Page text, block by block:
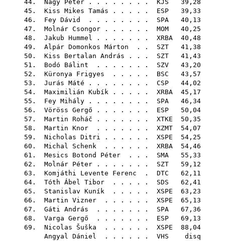
44. Nagy Péter . . . . . . . . KJS 39,28
45. Kiss Mikes Tamás . . . . . ESP 39,33
46. Fey Dávid . . . . . . . . SPA 40,13
47. Molnár Csongor . . . . . . MOM 40,25
48. Jakub Hummel . . . . . . . XRBA 40,48
49. Alpár Domonkos Márton . . SZT 41,38
50. Kiss Bertalan András . . . SZT 41,43
51. Bodó Bálint . . . . . . . SZV 43,20
52. Küronya Frigyes . . . . . BSC 43,57
53. Jurás Máté . . . . . . . . CSP 44,02
54. Maximilián Kubík . . . . . XRBA 45,17
55. Fey Mihály . . . . . . . . SPA 46,34
56. Vöröss Gergő . . . . . . . ESP 50,04
57. Martin Roháč . . . . . . . XTKE 50,35
58. Martin Knor . . . . . . . XZMT 54,07
59. Nicholas Ditri . . . . . . XSPE 54,25
60. Michal Schenk . . . . . . XRBA 54,46
61. Mesics Botond Péter . . . SMA 55,33
62. Molnár Péter . . . . . . . SZT 59,12
63. Komjáthi Levente Ferenc . DTC 62,11
64. Tóth Ábel Tibor . . . . . SDS 62,41
65. Stanislav Kuník . . . . . XSPE 63,23
66. Martin Vizner . . . . . . XSPE 65,13
67. Gáti András . . . . . . . SPA 67,36
68. Varga Gergő . . . . . . . ESP 69,13
69. Nicolas Šuška . . . . . . XSPE 88,04
Angyal Dániel . . . . . . VHS disq